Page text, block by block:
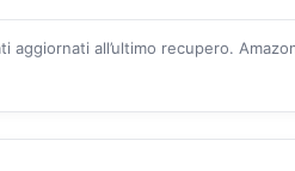
aggiornati all’ultimo recupero.